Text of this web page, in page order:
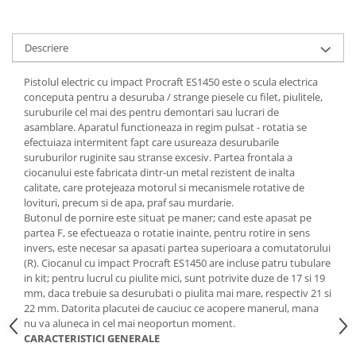
Incubatoare, oparitoare si
deplumatoare
Echipamente pentru animale
Aparate de tuns animale
Piese si accesorii aparate de tuns
animale
Tarcuri animale
Semanatori
Masini batut stalpi si accesorii
Roabe & accesorii
Casute gradina si cutii depozitare
Mobilier gradina
Corturi, Prelate si plase de
umbrire
Descriere
Pistolul electric cu impact Procraft ES1450este o scula electrica
conceputa pentru a desuruba / strange piesele cu filet, piulitele,
suruburile cel mai des pentru demontari sau lucrari de
asamblare. Aparatul functioneaza in regim pulsat - rotatia se
efectuiaza intermitent fapt care usureaza desurubarile
suruburilor ruginite sau stranse excesiv. Partea frontala a
ciocanului este fabricata dintr-un metal rezistent de inalta
calitate, care protejeaza motorul si mecanismele rotative de
lovituri, precum si de apa, praf sau murdarie.
Butonul de pornire este situat pe maner; cand este apasat pe
partea F, se efectueaza o rotatie inainte, pentru rotire in sens
invers, este necesar sa apasati partea superioara a comutatorului
(R). Ciocanul cu impact Procraft ES1450are incluse patru tubulare
in kit; pentru lucrul cu piulite mici, sunt potrivite duze de 17 si 19
mm, daca trebuie sa desurubati o piulita mai mare, respectiv 21 si
22 mm. Datorita placutei de cauciuc ce acopere manerul, mana
nu va aluneca in cel mai neoportun moment.
CARACTERISTICI GENERALE